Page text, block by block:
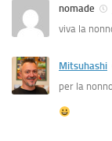
nomade
viva la
Mitsuhashi
per la